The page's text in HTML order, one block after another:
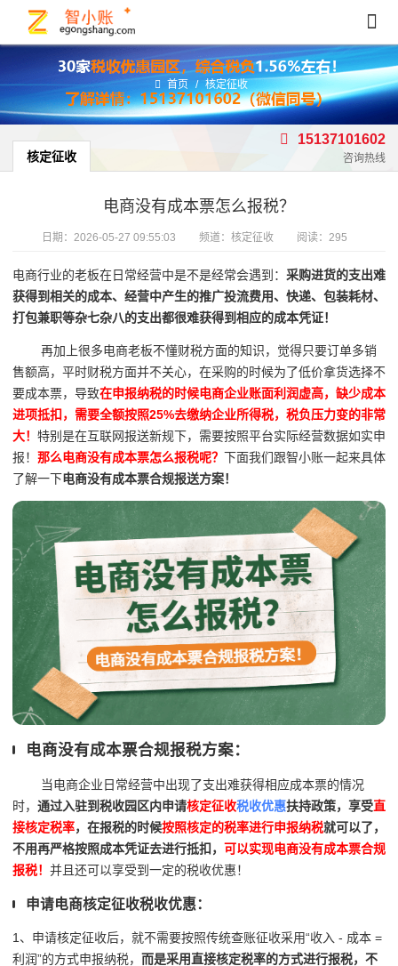
首页 / 核定征收
核定征收
15137101602
咨询热线
电商没有成本票怎么报税？
日期： 2026-05-27 09:55:03 频道： 核定征收 阅读：295
电商行业的老板在日常经营中是不是经常会遇到： 采购进货的支出难
获得到相关的成本、经营中产生的推广投流费用、快递、包装耗材、
打包兼职等杂七杂八的支出都很难获得到相应的成本凭证！
再加上很多电商老板不懂财税方面的知识，觉得只要订单多销
售额高，平时财税方面并不关心，在采购的时候为了低价拿货选择不
要成本票，导致在申报纳税的时候电商企业账面利润虚高，缺少成本
进项抵扣，需要全额按照25%去缴纳企业所得税，税负压力变的非常
大！ 特别是在互联网报送新规下，需要按照平台实际经营数据如实申
报！ 那么电商没有成本票怎么报税呢？ 下面我们跟智小账一起来具体
了解一下电商没有成本票合规报送方案！
电商没有成本票合规报税方案：
当电商企业日常经营中出现了支出难获得相应成本票的情况
时， 通过入驻到税收园区内申请核定征收税收优惠扶持政策，享受直
接核定税率，在报税的时候按照核定的税率进行申报纳税就可以了，
不用再严格按照成本凭证去进行抵扣， 可以实现电商没有成本票合规
报税！ 并且还可以享受到一定的税收优惠！
申请电商核定征收税收优惠：
1、申请核定征收后，就不需要按照传统查账征收采用“收入 - 成本 =
利润”的方式申报纳税， 而是采用直接核定税率的方式进行报税，不